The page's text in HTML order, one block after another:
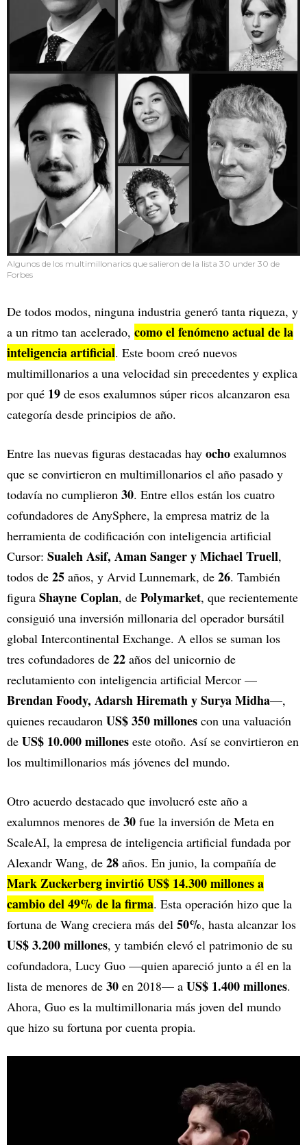
Algunos de los multimillonarios que salieron de la lista 30 under 30 de
Forbes
De todos modos, ninguna industria generó tanta riqueza, y
a un ritmo tan acelerado, como el fenómeno actual de la
inteligencia artificial. Este boom creó nuevos
multimillonarios a una velocidad sin precedentes y explica
por qué 19 de esos exalumnos súper ricos alcanzaron esa
categoría desde principios de año.
Entre las nuevas figuras destacadas hay ocho exalumnos
que se convirtieron en multimillonarios el año pasado y
todavía no cumplieron 30. Entre ellos están los cuatro
cofundadores de AnySphere, la empresa matriz de la
herramienta de codificación con inteligencia artificial
Cursor: Sualeh Asif, Aman Sanger y Michael Truell,
todos de 25 años, y Arvid Lunnemark, de 26. También
figura Shayne Coplan, de Polymarket, que recientemente
consiguió una inversión millonaria del operador bursátil
global Intercontinental Exchange. A ellos se suman los
tres cofundadores de 22 años del unicornio de
reclutamiento con inteligencia artificial Mercor —
Brendan Foody, Adarsh Hiremath y Surya Midha—,
quienes recaudaron US$ 350 millones con una valuación
de US$ 10.000 millones este otoño. Así se convirtieron en
los multimillonarios más jóvenes del mundo.
Otro acuerdo destacado que involucró este año a
exalumnos menores de 30 fue la inversión de Meta en
ScaleAI, la empresa de inteligencia artificial fundada por
Alexandr Wang, de 28 años. En junio, la compañía de
Mark Zuckerberg invirtió US$ 14.300 millones a
cambio del 49% de la firma. Esta operación hizo que la
fortuna de Wang creciera más del 50%, hasta alcanzar los
US$ 3.200 millones, y también elevó el patrimonio de su
cofundadora, Lucy Guo —quien apareció junto a él en la
lista de menores de 30 en 2018— a US$ 1.400 millones.
Ahora, Guo es la multimillonaria más joven del mundo
que hizo su fortuna por cuenta propia.